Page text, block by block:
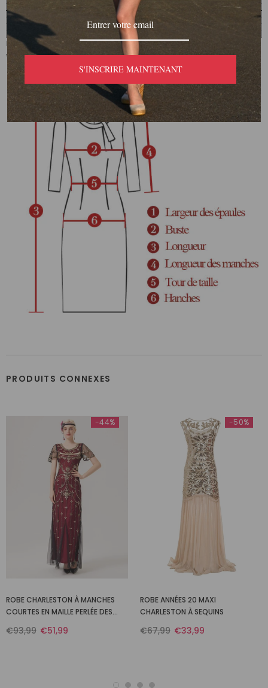
Remarque : Les mesures des tableaux de vêtements peuvent
varier en fonction des produits ou des fournisseurs.
PRODUITS CONNEXES
-44%
ROBE CHARLESTON À MANCHES
COURTES EN MAILLE PERLÉE DES
€93,99 €51,99
-50%
ROBE ANNÉES 20 MAXI
CHARLESTON À SEQUINS
€67,99 €33,99
S'INSCRIRE MAINTENANT